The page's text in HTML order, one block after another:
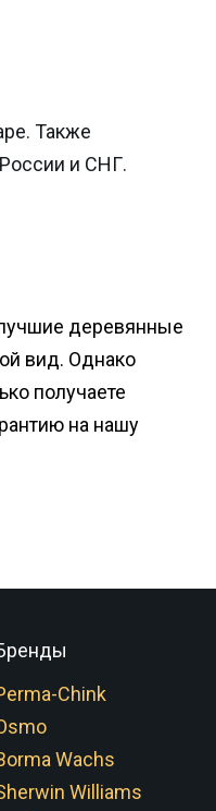
Также
и СНГ.
деревянные
вид. Однако
получаете
на нашу
Chink
Wachs
Williams